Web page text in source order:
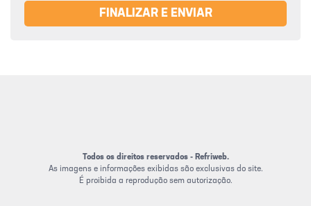
FINALIZAR E ENVIAR
Todos os direitos reservados - Refriweb.
As imagens e informações exibidas são exclusivas do site.
É proibida a reprodução sem autorização.